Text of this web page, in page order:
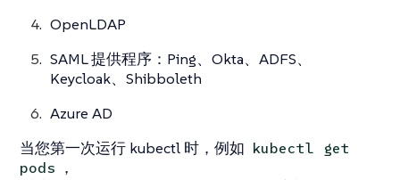
OpenLDAP
SAML 提供程序：Ping、Okta、ADFS、
Keycloak、Shibboleth
Azure AD
当您第一次运行 kubectl 时，例如 kubectl get
pods ，